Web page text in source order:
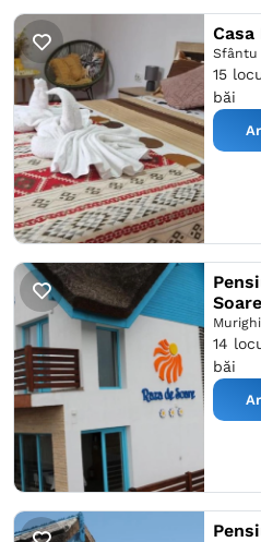
Casa
Sfântu
15
băi
Soare
14
băi